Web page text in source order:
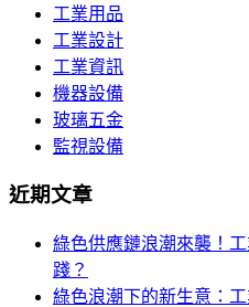
工業用品
工業設計
工業資訊
機器設備
玻璃五金
監視設備
近期文章
綠色供應鏈浪潮來襲！
踐？
綠色浪潮下的新生意：